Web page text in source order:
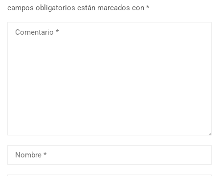
campos obligatorios están marcados con *